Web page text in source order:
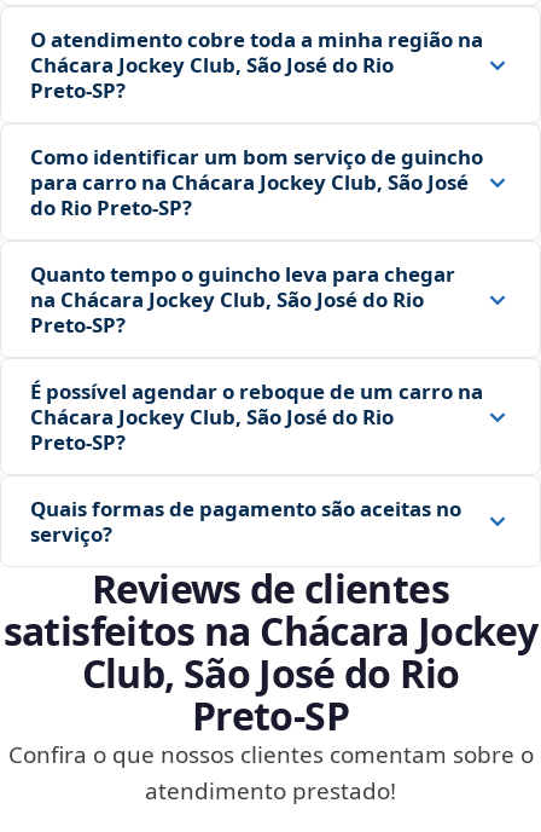
O atendimento cobre toda a minha região na
Chácara Jockey Club, São José do Rio
Preto‑SP?
Como identificar um bom serviço de guincho
para carro na Chácara Jockey Club, São José
do Rio Preto‑SP?
Quanto tempo o guincho leva para chegar
na Chácara Jockey Club, São José do Rio
Preto‑SP?
É possível agendar o reboque de um carro na
Chácara Jockey Club, São José do Rio
Preto‑SP?
Quais formas de pagamento são aceitas no
serviço?
Reviews de clientes
satisfeitos na Chácara Jockey
Club, São José do Rio
Preto‑SP
Confira o que nossos clientes comentam sobre o
atendimento prestado!